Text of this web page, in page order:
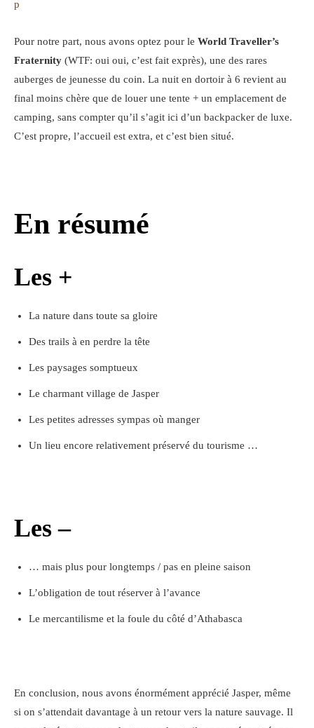
p
Pour notre part, nous avons optez pour le World Traveller’s
Fraternity (WTF: oui oui, c’est fait exprès), une des rares
auberges de jeunesse du coin. La nuit en dortoir à 6 revient au
final moins chère que de louer une tente + un emplacement de
camping, sans compter qu’il s’agit ici d’un backpacker de luxe.
C’est propre, l’accueil est extra, et c’est bien situé.
En résumé
Les +
La nature dans toute sa gloire
Des trails à en perdre la tête
Les paysages somptueux
Le charmant village de Jasper
Les petites adresses sympas où manger
Un lieu encore relativement préservé du tourisme …
Les –
… mais plus pour longtemps / pas en pleine saison
L’obligation de tout réserver à l’avance
Le mercantilisme et la foule du côté d’Athabasca
En conclusion, nous avons énormément apprécié Jasper, même
si on s’attendait davantage à un retour vers la nature sauvage. Il